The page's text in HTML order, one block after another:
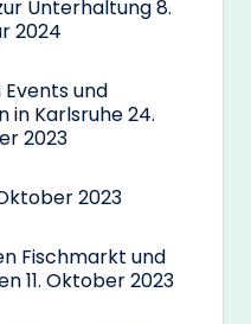
Unterhaltung8.
2024
und
in Karlsruhe24.
2023
Oktober 2023
Fischmarkt und
11. Oktober 2023